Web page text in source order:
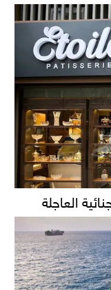
العاجلة